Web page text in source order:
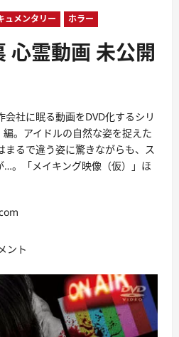
ュメンタリー ホラー
心霊動画 未公開
会社に眠る動画をDVD化するシリ
。アイドルの自然な姿を捉えた
まるで違う姿に驚きながらも、ス
…。「メイキング映像（仮）」ほ
ント